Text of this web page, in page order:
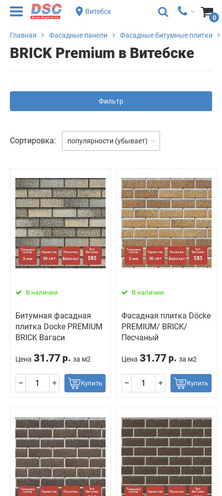
Витебск
0
Главная Фасадные панели Фасадные битумные плитки
BRICK Premium в Витебске
Фильтр
Сортировка: популярности (убывает)
В наличии
Битумная фасадная
плитка Docke PREMIUM
BRICK Вагаси
Цена 31.77 р. за м2
Купить
В наличии
Фасадная плитка Döcke
PREMIUM/ BRICK/
Песчаный
Цена 31.77 р. за м2
Купить